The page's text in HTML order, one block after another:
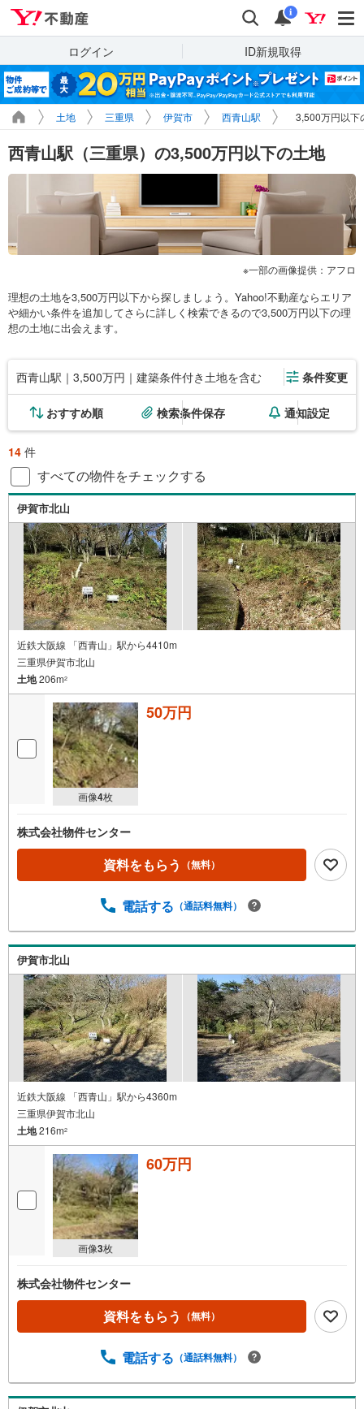
検索 通知
i
ログイン ID新規取得
土地 三重県 伊賀市 西青山駅 3,500万円以下
西青山駅（三重県）の3,500万円以下の土地
一部の画像提供：アフロ
理想の土地を3,500万円以下から探しましょう。Yahoo!不動産ならエリア
や細かい条件を追加してさらに詳しく検索できるので3,500万円以下の理
想の土地に出会えます。
西青山駅｜3,500万円｜建築条件付き土地を含む 条件変更
おすすめ順 検索条件保存 通知設定
14 件
すべての物件をチェックする
伊賀市北山
近鉄大阪線 「西青山」駅から4410m
三重県伊賀市北山
土地206m2
画像4枚
50万円
株式会社物件センター
資料をもらう （無料）
電話する （通話料無料）
伊賀市北山
近鉄大阪線 「西青山」駅から4360m
三重県伊賀市北山
土地216m2
画像3枚
60万円
株式会社物件センター
資料をもらう （無料）
電話する （通話料無料）